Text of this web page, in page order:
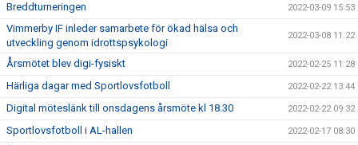
Breddturneringen 2022-03-09 15:53
Vimmerby IF inleder samarbete för ökad hälsa och
utveckling genom idrottspsykologi
2022-03-08 11:22
Årsmötet blev digi-fysiskt 2022-02-25 11:28
Härliga dagar med Sportlovsfotboll 2022-02-22 13:44
Digital möteslänk till onsdagens årsmöte kl 18.30 2022-02-22 09:32
Sportlovsfotboll i AL-hallen 2022-02-17 08:30